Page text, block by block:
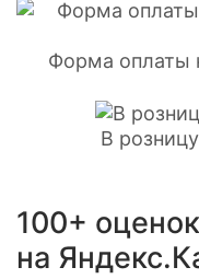
Форма оплаты
В
100+ оценок
на